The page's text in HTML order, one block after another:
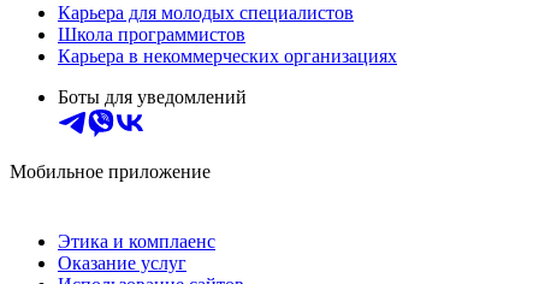
Карьера для молодых специалистов
Школа программистов
Карьера в некоммерческих организациях
Боты для уведомлений
Мобильное приложение
Этика и комплаенс
Оказание услуг